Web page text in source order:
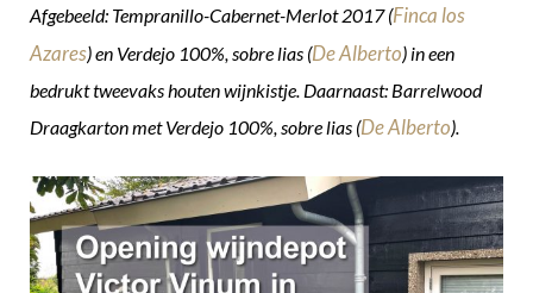
Afgebeeld: Tempranillo-Cabernet-Merlot 2017 (Finca los
Azares) en Verdejo 100%, sobre lias (De Alberto) in een
bedrukt tweevaks houten wijnkistje. Daarnaast: Barrelwood
Draagkarton met Verdejo 100%, sobre lias (De Alberto).